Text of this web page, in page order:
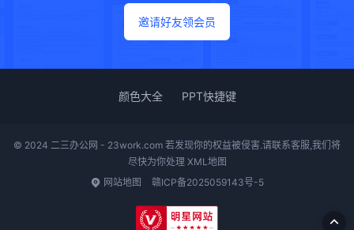
邀请好友领会员
颜色大全 PPT快捷键
© 2024 二三办公网 - 23work.com 若发现你的权益被侵害.请联系客服,我们将
尽快为你处理 XML地图
网站地图
赣ICP备2025059143号-5